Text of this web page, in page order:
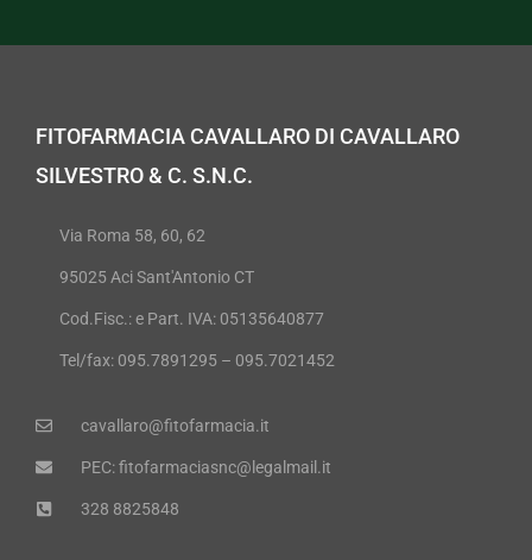
FITOFARMACIA CAVALLARO DI CAVALLARO
SILVESTRO & C. S.N.C.
Via Roma 58, 60, 62
95025 Aci Sant'Antonio CT
Cod.Fisc.: e Part. IVA: 05135640877
Tel/fax: 095.7891295 – 095.7021452
cavallaro@fitofarmacia.it
PEC: fitofarmaciasnc@legalmail.it
328 8825848